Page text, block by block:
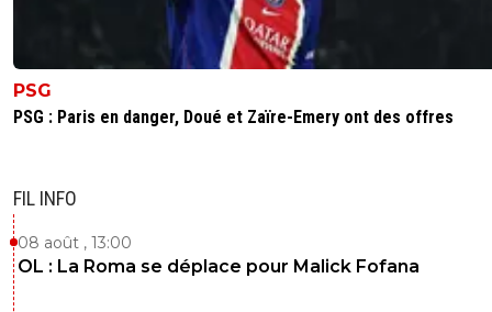
PSG
PSG : Paris en danger, Doué et Zaïre-Emery ont des offres
FIL INFO
08 août , 13:00
OL : La Roma se déplace pour Malick Fofana